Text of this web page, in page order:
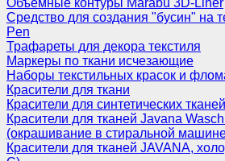
Объемные контуры Marabu 3D-Liner
Средство для создания "бусин" на
Pen
Трафареты для декора текстиля
Маркеры по ткани исчезающие
Наборы текстильных красок и
Красители для ткани
Красители для синтетических
Красители для тканей Javana
(окрашивание в стиральной
Красители для тканей JAVANA,